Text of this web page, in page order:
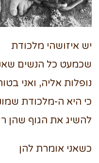
יש איזושהי מלכודת
שכמעט כל הנשים
נופלות אליה, ואני
כי היא ה-מלכודת
להשיג את הגוף שהן
כשאני אומרת להן